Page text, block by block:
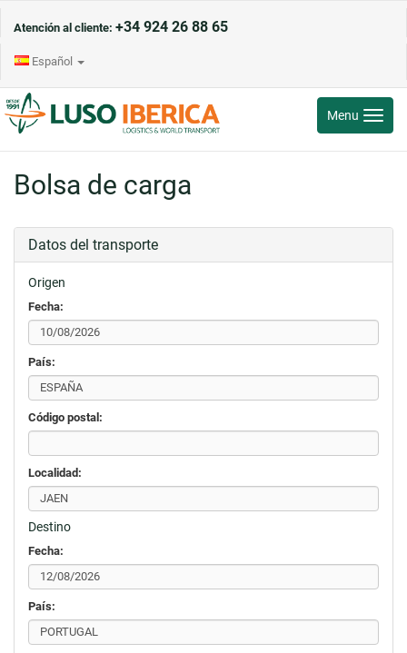
Atención al cliente: +34 924 26 88 65
Español
Toggle
Menu
Bolsa de carga
Datos del transporte
Origen
Fecha:
País:
Código postal:
Localidad:
Destino
Fecha:
País: